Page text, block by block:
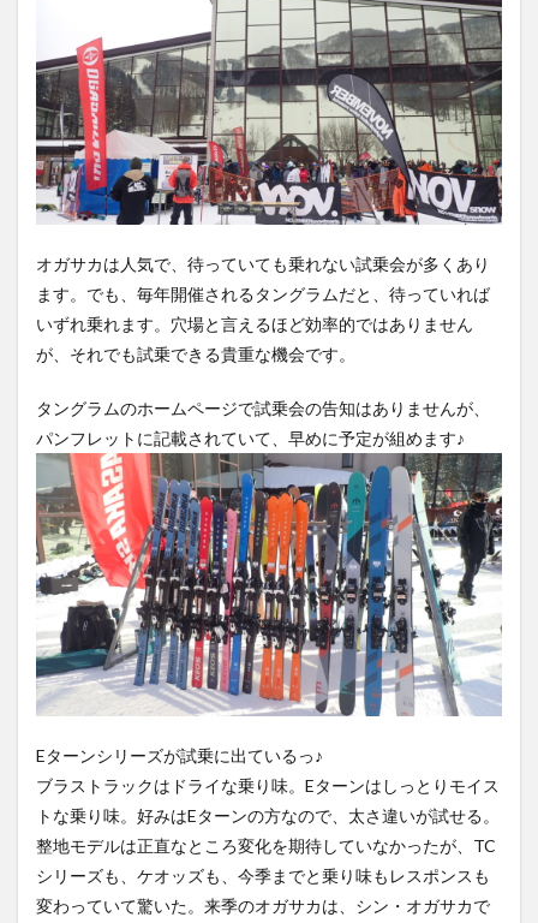
オガサカは人気で、待っていても乗れない試乗会が多くあり
ます。でも、毎年開催されるタングラムだと、待っていれば
いずれ乗れます。穴場と言えるほど効率的ではありません
が、それでも試乗できる貴重な機会です。
タングラムのホームページで試乗会の告知はありませんが、
パンフレットに記載されていて、早めに予定が組めます♪
Eターンシリーズが試乗に出ているっ♪
ブラストラックはドライな乗り味。Eターンはしっとりモイス
トな乗り味。好みはEターンの方なので、太さ違いが試せる。
整地モデルは正直なところ変化を期待していなかったが、TC
シリーズも、ケオッズも、今季までと乗り味もレスポンスも
変わっていて驚いた。来季のオガサカは、シン・オガサカで